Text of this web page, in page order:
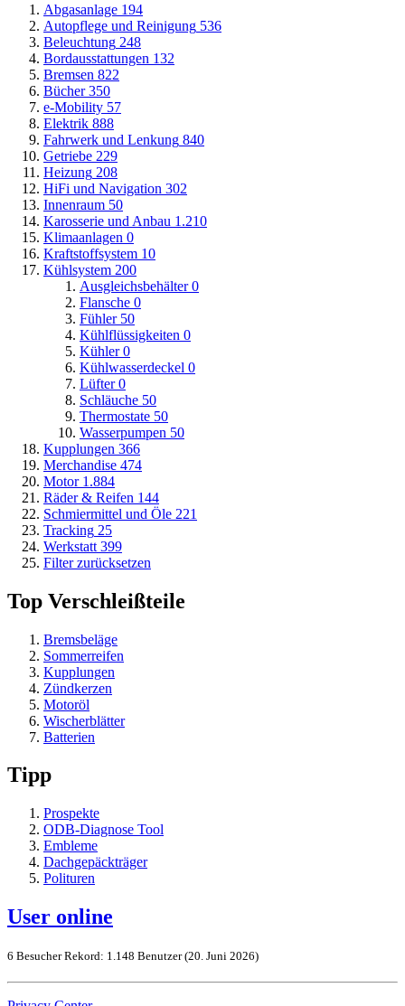
Abgasanlage 194
Autopflege und Reinigung 536
Beleuchtung 248
Bordausstattungen 132
Bremsen 822
Bücher 350
e-Mobility 57
Elektrik 888
Fahrwerk und Lenkung 840
Getriebe 229
Heizung 208
HiFi und Navigation 302
Innenraum 50
Karosserie und Anbau 1.210
Klimaanlagen 0
Kraftstoffsystem 10
Kühlsystem 200
Ausgleichsbehälter 0
Flansche 0
Fühler 50
Kühlflüssigkeiten 0
Kühler 0
Kühlwasserdeckel 0
Lüfter 0
Schläuche 50
Thermostate 50
Wasserpumpen 50
Kupplungen 366
Merchandise 474
Motor 1.884
Räder & Reifen 144
Schmiermittel und Öle 221
Tracking 25
Werkstatt 399
Filter zurücksetzen
Top Verschleißteile
Bremsbeläge
Sommerreifen
Kupplungen
Zündkerzen
Motoröl
Wischerblätter
Batterien
Tipp
Prospekte
ODB-Diagnose Tool
Embleme
Dachgepäckträger
Polituren
User online
6 BesucherRekord: 1.148 Benutzer (20. Juni 2026)